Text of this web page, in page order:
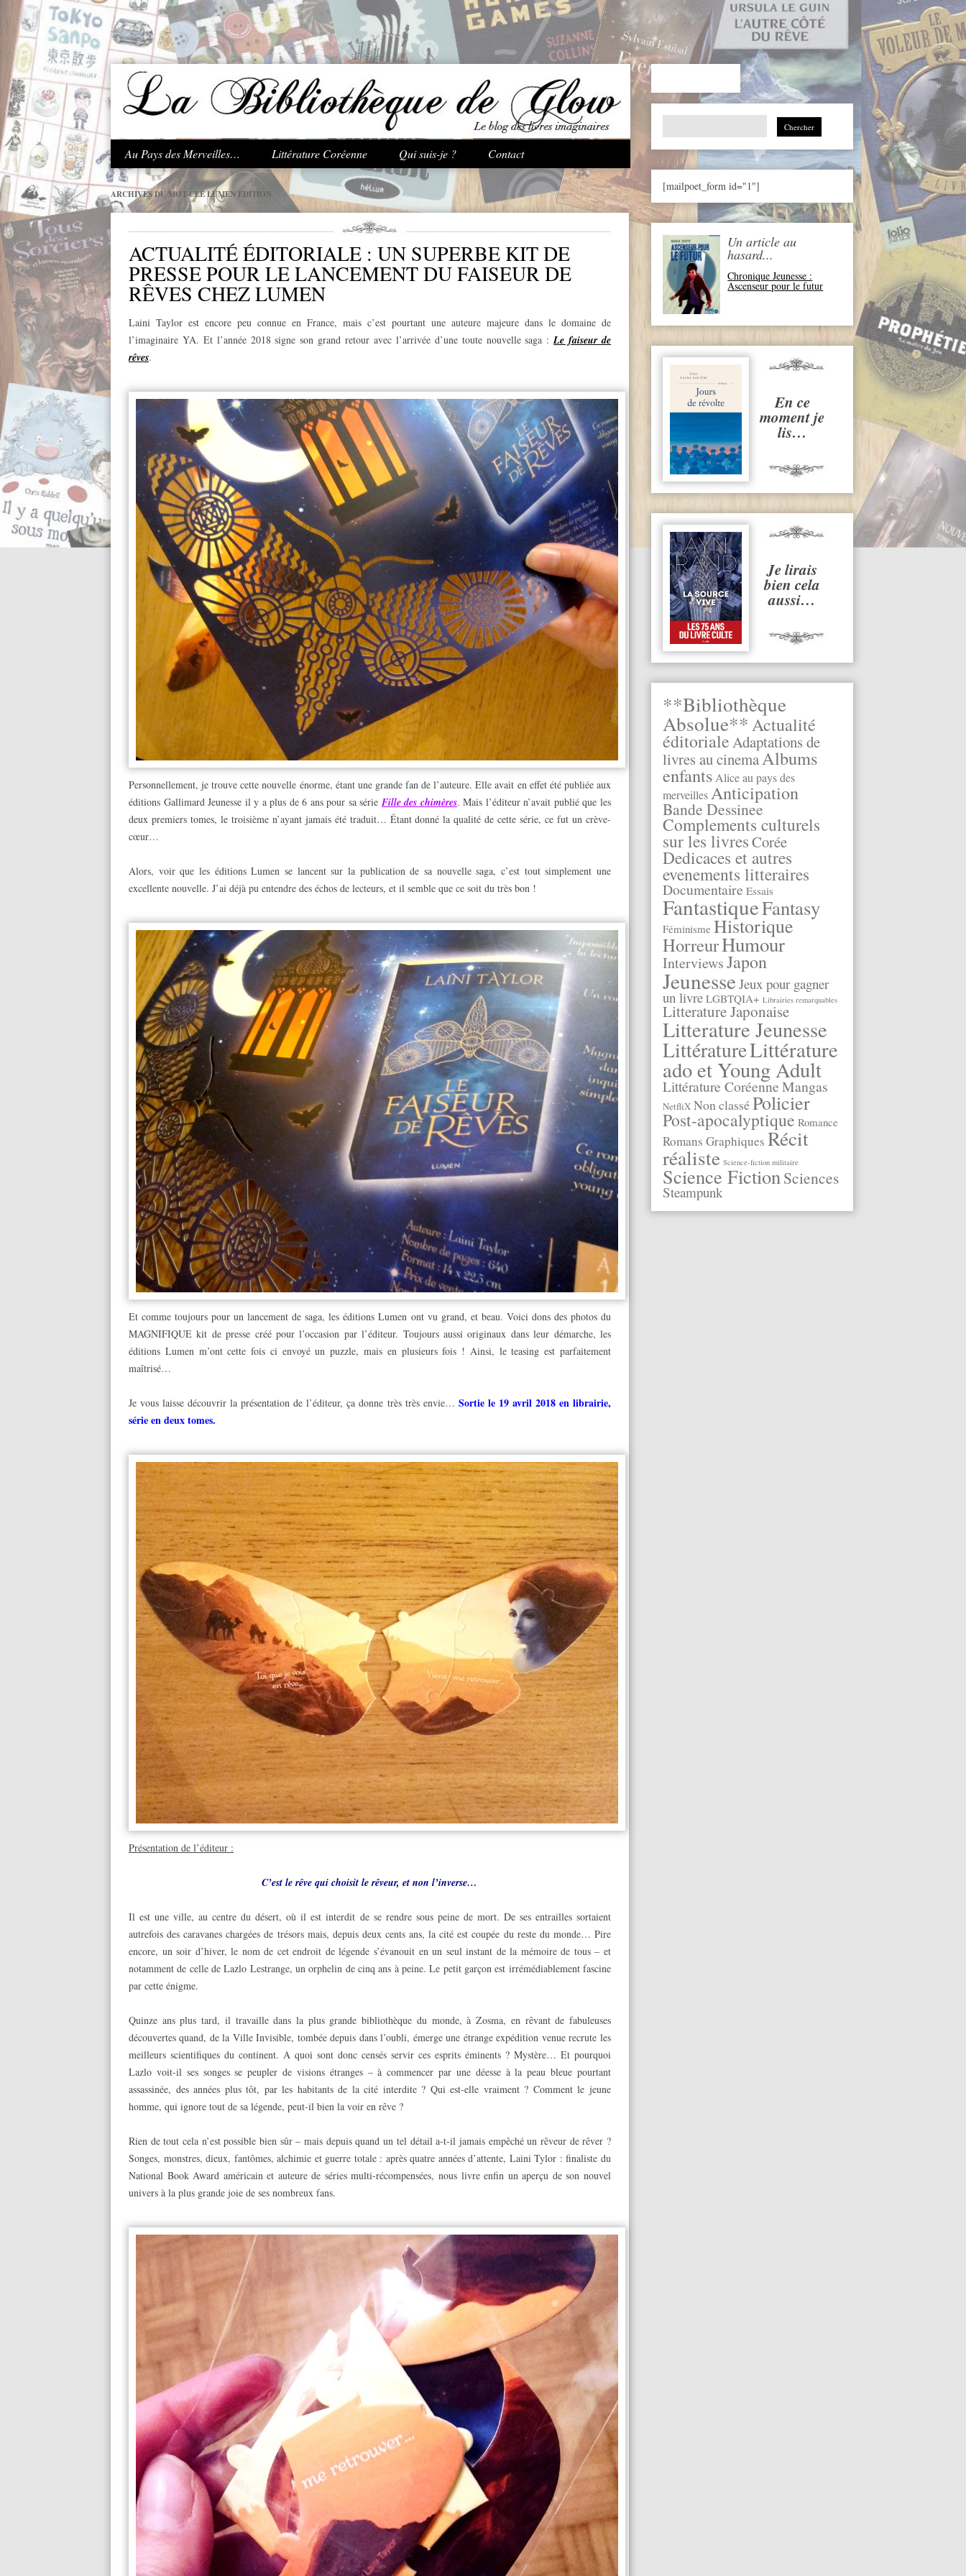
.
Aller au contenu principal
Au Pays des Merveilles… Littérature Coréenne Qui suis-je ? Contact
Search
[mailpoet_form id="1"]
Un article au
hasard...
Chronique Jeunesse :
Ascenseur pour le futur
En ce
moment je
lis…
Je lirais
bien cela
aussi…
**Bibliothèque
Absolue**Actualité
éditorialeAdaptations de
livres au cinemaAlbums
enfantsAlice au pays des
merveillesAnticipation
Bande Dessinee
Complements culturels
sur les livresCorée
Dedicaces et autres
evenements litteraires
Documentaire Essais
FantastiqueFantasy
Féminisme Historique
HorreurHumour
InterviewsJapon
JeunesseJeux pour gagner
un livre LGBTQIA+ Librairies remarquables
Litterature Japonaise
Litterature Jeunesse
LittératureLittérature
ado et Young Adult
Littérature Coréenne Mangas
NetfliX Non classéPolicier
Post-apocalyptique Romance
Romans Graphiques Récit
réaliste Science-fiction militaire
Science FictionSciences
Steampunk
ARCHIVES DU MOT-CLÉLUMEN ÉDITION
ACTUALITÉ ÉDITORIALE : UN SUPERBE KIT DE
PRESSE POUR LE LANCEMENT DU FAISEUR DE
RÊVES CHEZ LUMEN
Laini Taylor est encore peu connue en France, mais c’est pourtant une auteure majeure dans le domaine de
l’imaginaire YA. Et l’année 2018 signe son grand retour avec l’arrivée d’une toute nouvelle saga :Le faiseur de
rêves.
Personnellement, je trouve cette nouvelle énorme, étant une grande fan de l’auteure. Elle avait en effet été publiée aux
éditions Gallimard Jeunesse il y a plus de 6 ans pour sa série Fille des chimères. Mais l’éditeur n’avait publié que les
deux premiers tomes, le troisième n’ayant jamais été traduit… Étant donné la qualité de cette série, ce fut un crève-
cœur…
Alors, voir que les éditions Lumen se lancent sur la publication de sa nouvelle saga, c’est tout simplement une
excellente nouvelle. J’ai déjà pu entendre des échos de lecteurs, et il semble que ce soit du très bon !
Et comme toujours pour un lancement de saga, les éditions Lumen ont vu grand, et beau. Voici dons des photos du
MAGNIFIQUE kit de presse créé pour l’occasion par l’éditeur. Toujours aussi originaux dans leur démarche, les
éditions Lumen m’ont cette fois ci envoyé un puzzle, mais en plusieurs fois ! Ainsi, le teasing est parfaitement
maîtrisé…
Je vous laisse découvrir la présentation de l’éditeur, ça donne très très envie… Sortie le 19 avril 2018 en librairie,
série en deux tomes.
Présentation de l’éditeur :
C’est le rêve qui choisit le rêveur, et non l’inverse…
Il est une ville, au centre du désert, où il est interdit de se rendre sous peine de mort. De ses entrailles sortaient
autrefois des caravanes chargées de trésors mais, depuis deux cents ans, la cité est coupée du reste du monde… Pire
encore, un soir d’hiver, le nom de cet endroit de légende s’évanouit en un seul instant de la mémoire de tous – et
notamment de celle de Lazlo Lestrange, un orphelin de cinq ans à peine. Le petit garçon est irrémédiablement fascine
par cette énigme.
Quinze ans plus tard, il travaille dans la plus grande bibliothèque du monde, à Zosma, en rêvant de fabuleuses
découvertes quand, de la Ville Invisible, tombée depuis dans l’oubli, émerge une étrange expédition venue recrute les
meilleurs scientifiques du continent. A quoi sont donc censés servir ces esprits éminents ? Mystère… Et pourquoi
Lazlo voit-il ses songes se peupler de visions étranges – à commencer par une déesse à la peau bleue pourtant
assassinée, des années plus tôt, par les habitants de la cité interdite ? Qui est-elle vraiment ? Comment le jeune
homme, qui ignore tout de sa légende, peut-il bien la voir en rêve ?
Rien de tout cela n’est possible bien sûr – mais depuis quand un tel détail a-t-il jamais empêché un rêveur de rêver ?
Songes, monstres, dieux, fantômes, alchimie et guerre totale : après quatre années d’attente, Laini Tylor : finaliste du
National Book Award américain et auteure de séries multi-récompensées, nous livre enfin un aperçu de son nouvel
univers à la plus grande joie de ses nombreux fans.